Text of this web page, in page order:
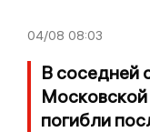
04/08 08:03
В соседней
Московской
погибли